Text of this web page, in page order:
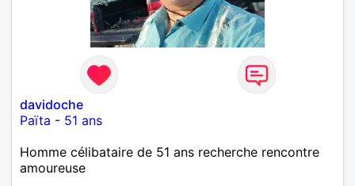
davidoche
Païta - 51 ans
Homme célibataire de 51 ans recherche rencontre
amoureuse